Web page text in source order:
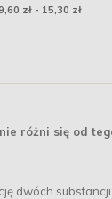
dla szczeniąt
zł - 15,30 zł
różni się od
dwóch